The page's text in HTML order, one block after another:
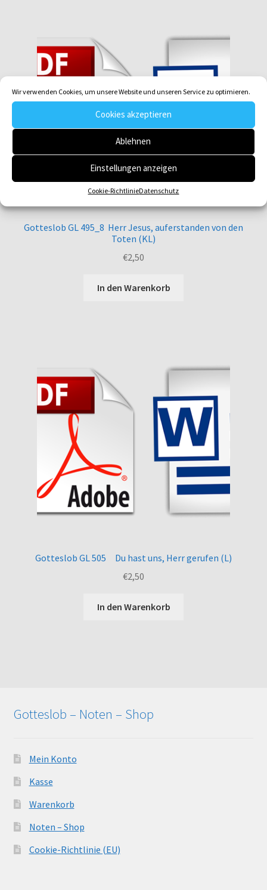
Wir verwenden Cookies, um unsere Website und unseren Service zu optimieren.
Cookies akzeptieren
Ablehnen
Einstellungen anzeigen
Cookie-RichtlinieDatenschutz
Gotteslob GL 495_8 Herr Jesus, auferstanden von den
Toten (KL)
€2,50
In den Warenkorb
Gotteslob GL 505 Du hast uns, Herr gerufen (L)
€2,50
In den Warenkorb
Gotteslob – Noten – Shop
Mein Konto
Kasse
Warenkorb
Noten – Shop
Cookie-Richtlinie (EU)